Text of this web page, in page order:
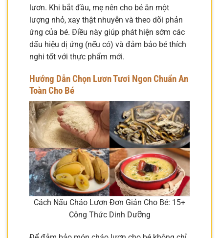
lươn. Khi bắt đầu, mẹ nên cho bé ăn một
lượng nhỏ, xay thật nhuyễn và theo dõi phản
ứng của bé. Điều này giúp phát hiện sớm các
dấu hiệu dị ứng (nếu có) và đảm bảo bé thích
nghi tốt với thực phẩm mới.
Hướng Dẫn Chọn Lươn Tươi Ngon Chuẩn An
Toàn Cho Bé
Cách Nấu Cháo Lươn Đơn Giản Cho Bé: 15+
Công Thức Dinh Dưỡng